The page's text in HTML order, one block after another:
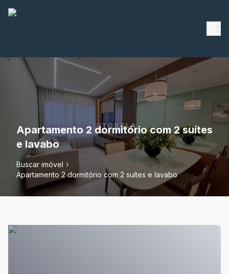
Apartamento 2 dormitório com 2 suítes
e lavabo
Buscar imóvel
Apartamento 2 dormitório com 2 suítes e lavabo